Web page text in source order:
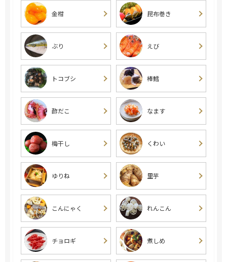
金柑 昆布巻き
ぶり えび
トコブシ 棒鱈
酢だこ なます
梅干し くわい
ゆりね 里芋
こんにゃく れんこん
チョロギ 煮しめ